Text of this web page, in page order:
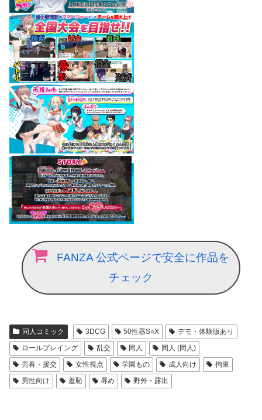
FANZA 公式ページで安全に作品を
チェック
同人コミック 3DCG 50性器S○X
デモ・体験版あり
ロールプレイング
乱交 同人
同人 (同人)
売春・援交
女性視点 学園もの 成人向け
拘束
男性向け
羞恥 辱め 野外・露出